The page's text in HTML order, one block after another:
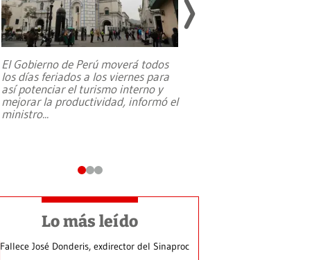
El Gobierno de Perú moverá todos
los días feriados a los viernes para
así potenciar el turismo interno y
mejorar la productividad, informó el
ministro...
Lo más leído
Fallece José Donderis, exdirector del Sinaproc